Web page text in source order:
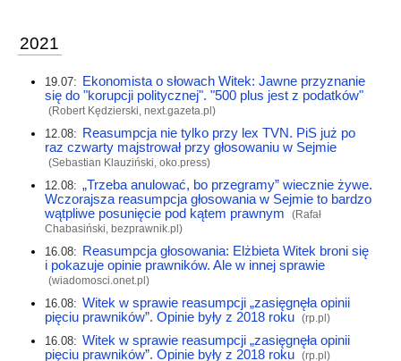
2021
19.07: Ekonomista o słowach Witek: Jawne przyznanie
się do "korupcji politycznej". "500 plus jest z podatków"
(Robert Kędzierski, next.gazeta.pl)
12.08: Reasumpcja nie tylko przy lex TVN. PiS już po
raz czwarty majstrował przy głosowaniu w Sejmie
(Sebastian Klauziński, oko.press)
12.08: „Trzeba anulować, bo przegramy” wiecznie żywe.
Wczorajsza reasumpcja głosowania w Sejmie to bardzo
wątpliwe posunięcie pod kątem prawnym
(Rafał
Chabasiński, bezprawnik.pl)
16.08: Reasumpcja głosowania: Elżbieta Witek broni się
i pokazuje opinie prawników. Ale w innej sprawie
(wiadomosci.onet.pl)
16.08: Witek w sprawie reasumpcji „zasięgnęła opinii
pięciu prawników”. Opinie były z 2018 roku (rp.pl)
16.08: Witek w sprawie reasumpcji „zasięgnęła opinii
pięciu prawników”. Opinie były z 2018 roku (rp.pl)